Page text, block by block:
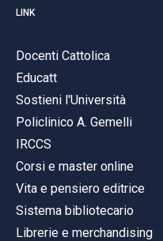
LINK
Docenti Cattolica
Educatt
Sostieni l'Università
Policlinico A. Gemelli
IRCCS
Corsi e master online
Vita e pensiero editrice
Sistema bibliotecario
Librerie e merchandising